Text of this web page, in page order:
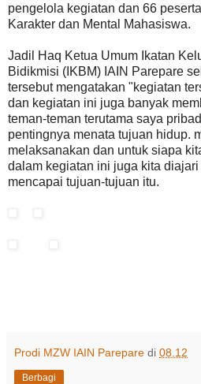
pengelola kegiatan dan 66
Karakter dan Mental Mahasiswa.
Jadil Haq Ketua Umum Ikatan
Bidikmisi (IKBM) IAIN Parepare
tersebut mengatakan "kegiatan
dan kegiatan ini juga banyak
teman-teman terutama saya
pentingnya menata tujuan hidup.
melaksanakan dan untuk siapa
dalam kegiatan ini juga kita
mencapai tujuan-tujuan itu.
Prodi MZW IAIN Parepare di 08.12
Berbagi